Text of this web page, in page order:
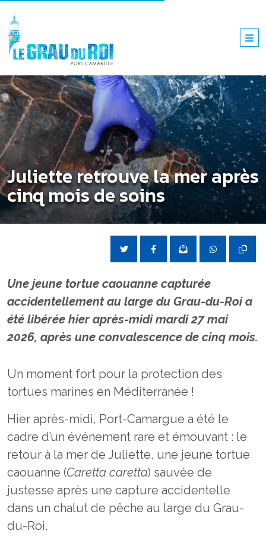
Juliette retrouve la mer après
cinq mois de soins
Une jeune tortue caouanne capturée
accidentellement au large du Grau-du-Roi a
été libérée hier après-midi mardi 27 mai
2026, après une convalescence de cinq mois.
Un moment fort pour la protection des
tortues marines en Méditerranée !
Hier après-midi, Port-Camargue a été le
cadre d’un événement rare et émouvant : le
retour à la mer de Juliette, une jeune tortue
caouanne (Caretta caretta) sauvée de
justesse après une capture accidentelle
dans un chalut de pêche au large du Grau-
du-Roi.